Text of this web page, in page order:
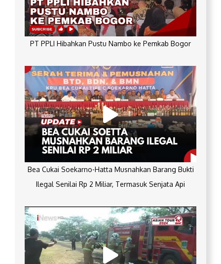
PT PPLI Hibahkan Pustu Nambo ke Pemkab Bogor
Bea Cukai Soekarno-Hatta Musnahkan Barang Bukti
Ilegal Senilai Rp 2 Miliar, Termasuk Senjata Api